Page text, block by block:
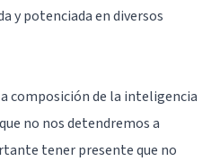
y potenciada en diversos
composición de la inteligencia
no nos detendremos a
tener presente que no